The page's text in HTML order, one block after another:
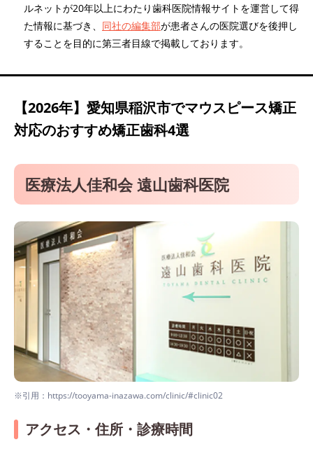
医療法人佳和会 遠山歯科医院
稲沢矯正歯科クリニック
医療法人明枝会 スマイルデンタルクリニック
ルネットが20年以上にわたり歯科医院情報サイトを運営して得
た情報に基づき、 同社の編集部が患者さんの医院選びを後押し
することを目的に第三者目線で掲載しております。
【2026年】 愛知県稲沢市でマウスピース矯正
対応のおすすめ矯正歯科4選
医療法人佳和会 遠山歯科医院
※引用：https://tooyama-inazawa.com/clinic/#clinic02
アクセス・住所・診療時間